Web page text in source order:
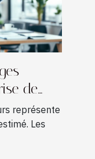
de
représente
Les